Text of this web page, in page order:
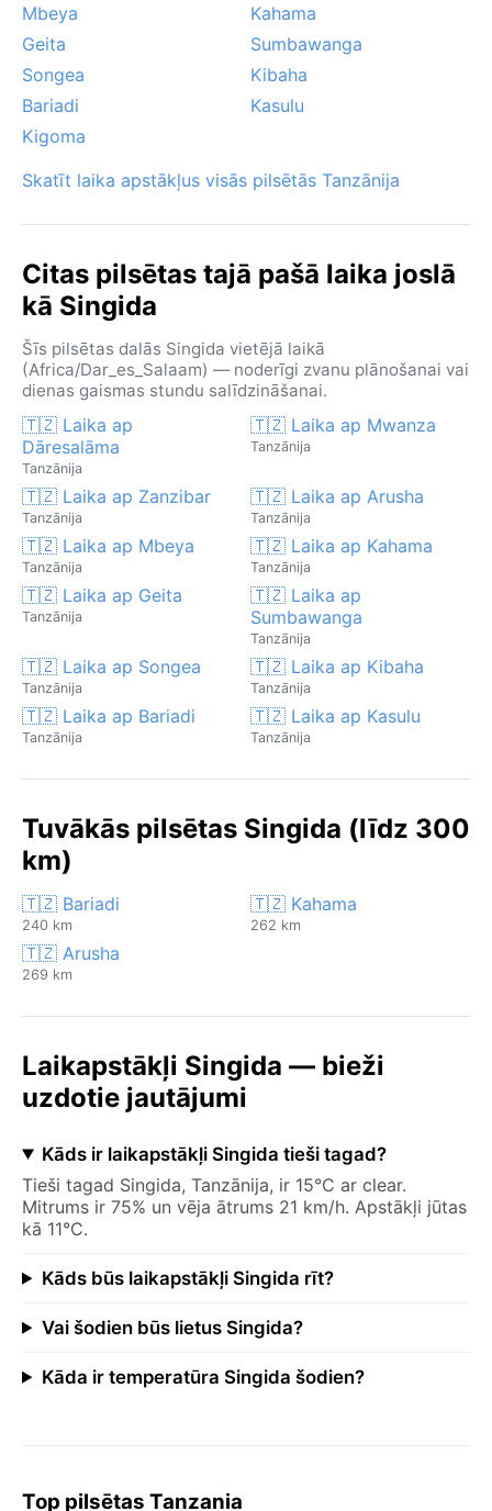
Mbeya
Kahama
Geita
Sumbawanga
Songea
Kibaha
Bariadi
Kasulu
Kigoma
Skatīt laika apstākļus visās pilsētās Tanzānija
Citas pilsētas tajā pašā laika joslā
kā Singida
Šīs pilsētas dalās Singida vietējā laikā
(Africa/Dar_es_Salaam) — noderīgi zvanu plānošanai vai
dienas gaismas stundu salīdzināšanai.
🇹🇿 Laika ap
Dāresalāma
Tanzānija
🇹🇿 Laika ap Mwanza
Tanzānija
🇹🇿 Laika ap Zanzibar
Tanzānija
🇹🇿 Laika ap Arusha
Tanzānija
🇹🇿 Laika ap Mbeya
Tanzānija
🇹🇿 Laika ap Kahama
Tanzānija
🇹🇿 Laika ap Geita
Tanzānija
🇹🇿 Laika ap
Sumbawanga
Tanzānija
🇹🇿 Laika ap Songea
Tanzānija
🇹🇿 Laika ap Kibaha
Tanzānija
🇹🇿 Laika ap Bariadi
Tanzānija
🇹🇿 Laika ap Kasulu
Tanzānija
Tuvākās pilsētas Singida (līdz 300
km)
🇹🇿 Bariadi
240 km
🇹🇿 Kahama
262 km
🇹🇿 Arusha
269 km
Laikapstākļi Singida — bieži
uzdotie jautājumi
Kāds ir laikapstākļi Singida tieši tagad?
Tieši tagad Singida, Tanzānija, ir 15°C ar clear.
Mitrums ir 75% un vēja ātrums 21 km/h. Apstākļi jūtas
kā 11°C.
Kāds būs laikapstākļi Singida rīt?
Vai šodien būs lietus Singida?
Kāda ir temperatūra Singida šodien?
Top pilsētas Tanzania